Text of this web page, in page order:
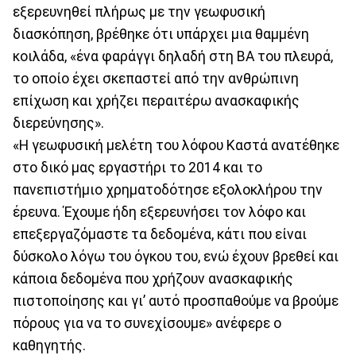
εξερευνηθεί πλήρως με την γεωφυσική
διασκόπηση, βρέθηκε ότι υπάρχει μια θαμμένη
κοιλάδα, «ένα φαράγγι δηλαδή στη ΒΑ του πλευρά,
το οποίο έχει σκεπαστεί από την ανθρώπινη
επίχωση και χρήζει περαιτέρω ανασκαφικής
διερεύνησης».
«Η γεωφυσική μελέτη του λόφου Καστά ανατέθηκε
στο δικό μας εργαστήρι το 2014 και το
πανεπιστήμιο χρηματοδότησε εξολοκλήρου την
έρευνα. Έχουμε ήδη εξερευνήσει τον λόφο και
επεξεργαζόμαστε τα δεδομένα, κάτι που είναι
δύσκολο λόγω του όγκου του, ενώ έχουν βρεθεί και
κάποια δεδομένα που χρήζουν ανασκαφικής
πιστοποίησης και γι’ αυτό προσπαθούμε να βρούμε
πόρους για να το συνεχίσουμε» ανέφερε ο
καθηγητής.